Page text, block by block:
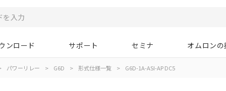
ンロード サポート セミナ オムロン
パワーリレー > G6D > 形式仕様一覧 > G6D-1A-ASI-AP DC5